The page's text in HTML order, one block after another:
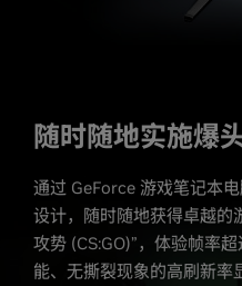
随时随地实施爆
通过 GeForce 游戏笔记本
设计，随时随地获得卓越的
攻势 (CS:GO)”，体验帧率
能、无撕裂现象的高刷新率